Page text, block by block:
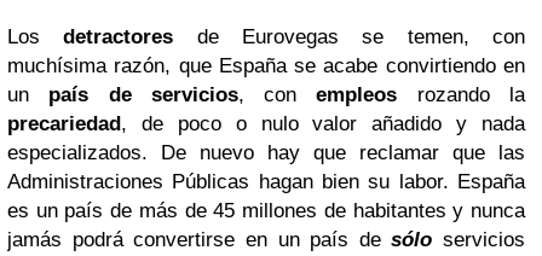
Losdetractores de Eurovegas se temen, con
muchísima razón, que España se acabe convirtiendo en
un país de servicios, conempleos rozando la
precariedad, de poco o nulo valor añadido y nada
especializados. De nuevo hay que reclamar que las
Administraciones Públicas hagan bien su labor. España
es un país de más de 45 millones de habitantes y nunca
jamás podrá convertirse en un país desólo servicios